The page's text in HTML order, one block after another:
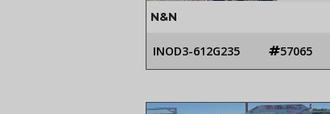
N&N
INOD3-612G235 57065